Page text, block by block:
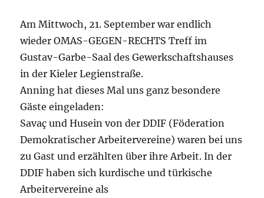
Am Mittwoch, 21. September war endlich
wieder OMAS-GEGEN-RECHTS Treff im
Gustav-Garbe-Saal des Gewerkschaftshauses
in der Kieler Legienstraße.
Anning hat dieses Mal uns ganz besondere
Gäste eingeladen:
Savaç und Husein von der DDIF (Föderation
Demokratischer Arbeitervereine) waren bei uns
zu Gast und erzählten über ihre Arbeit. In der
DDIF haben sich kurdische und türkische
Arbeitervereine als